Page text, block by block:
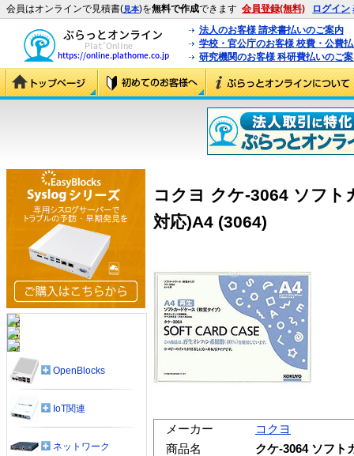
会員はオンラインで見積書(見本)を無料で作成できます 会員登録(無料) ログイン
法人のお客様 請求書払いのご案内
学校・官公庁のお客様 校費・公費
研究機関のお客様 科研費払いのご
コクヨ クケ-3064 ソフト
対応)A4 (3064)
メーカー
コクヨ
商品名
クケ-3064 ソフト
OpenBlocks
IoT関連
ネットワーク